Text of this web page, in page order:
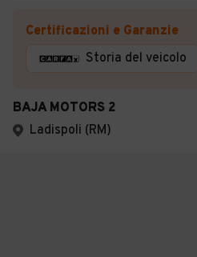
Certificazioni e Garanzie
Storia del veicolo
BAJA MOTORS 2
Ladispoli (RM)